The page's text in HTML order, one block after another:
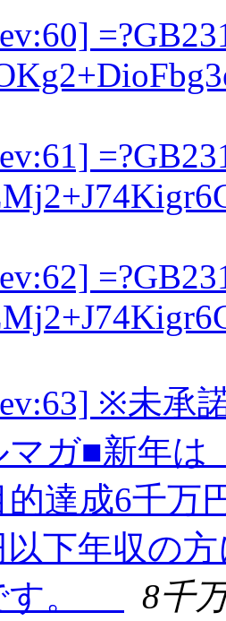
※未承
ガ■新年は
的達成6千
以下年収の
す。
8千